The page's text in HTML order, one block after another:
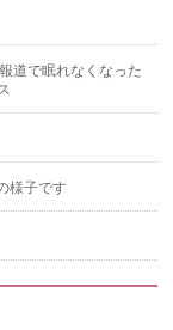
道で眠れなくなった
様子です